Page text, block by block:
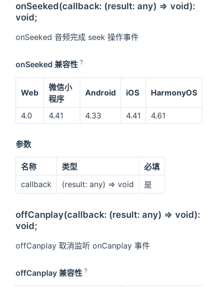
onSeeked(callback: (result: any) => void):
void;
onSeeked 音频完成 seek 操作事件
onSeeked 兼容性 ?
Web
微信小
程序
Android iOS HarmonyOS
4.0 4.41 4.33 4.41 4.61
参数
名称 类型
必填
callback
(result: any) => void 是
offCanplay(callback: (result: any) => void):
void;
offCanplay 取消监听 onCanplay 事件
offCanplay 兼容性 ?